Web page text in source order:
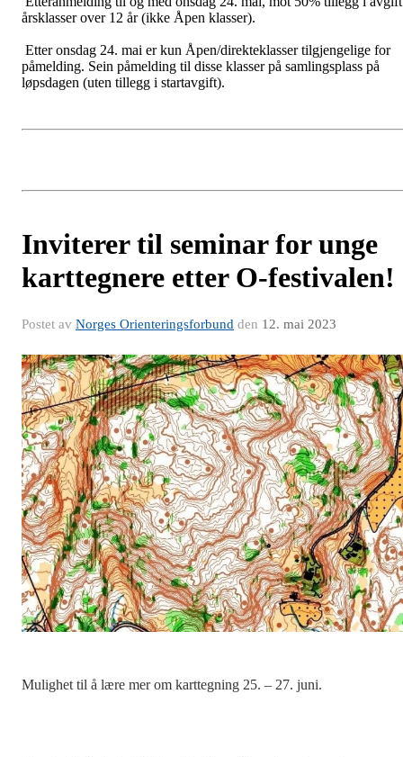
årsklasser over 12 år (ikke Åpen klasser).
Etter onsdag 24. mai er kun Åpen/direkteklasser tilgjengelige for
påmelding. Sein påmelding til disse klasser på samlingsplass på
løpsdagen (uten tillegg i startavgift).
Inviterer til seminar for unge
karttegnere etter O-festivalen!
Postet av Norges Orienteringsforbund den 12. mai 2023
Mulighet til å lære mer om karttegning 25. – 27. juni.